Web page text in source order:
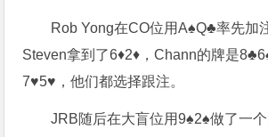
Rob Yong在CO位用A♠Q♣率先加
Steven拿到了6♦2♦，Chann的牌是
7♥5♥，他们都选择跟注。
JRB随后在大盲位用9♠2♠做了一